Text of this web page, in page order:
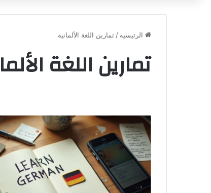
الرئيسية / تمارين اللغة الألمانية
تمارين اللغة